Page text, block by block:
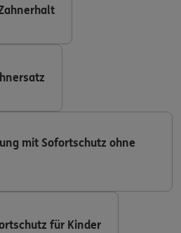
mit Sofortschutz ohne
für Kinder